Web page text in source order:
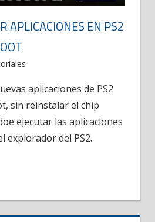
APLICACIONES EN PS2
aplicaciones de PS2
sin reinstalar el chip
ejecutar las aplicaciones
explorador del PS2.